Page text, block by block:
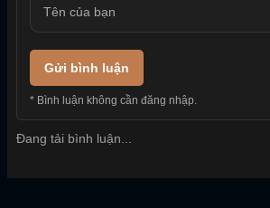
Gửi bình luận
* Bình luận không cần đăng nhập.
Đang tải bình luận...